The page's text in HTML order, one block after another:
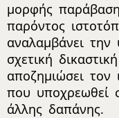
μορφής
παρόντος
αναλαμβάνει
σχετική
αποζημιώσει τον
που υποχρεωθεί
άλλης δαπάνης.